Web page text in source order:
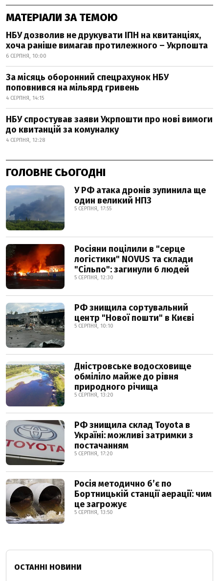
МАТЕРІАЛИ ЗА ТЕМОЮ
НБУ дозволив не друкувати ІПН на квитанціях,
хоча раніше вимагав протилежного – Укрпошта
6 СЕРПНЯ, 10:00
За місяць оборонний спецрахунок НБУ
поповнився на мільярд гривень
4 СЕРПНЯ, 14:15
НБУ спростував заяви Укрпошти про нові вимоги
до квитанцій за комуналку
4 СЕРПНЯ, 12:28
ГОЛОВНЕ СЬОГОДНІ
У РФ атака дронів зупинила ще
один великий НПЗ
5 СЕРПНЯ, 17:55
Росіяни поцілили в "серце
логістики" NOVUS та склади
"Сільпо": загинули 6 людей
5 СЕРПНЯ, 12:30
РФ знищила сортувальний
центр "Нової пошти" в Києві
5 СЕРПНЯ, 10:10
Дністровське водосховище
обміліло майже до рівня
природного річища
5 СЕРПНЯ, 13:20
РФ знищила склад Toyota в
Україні: можливі затримки з
постачанням
5 СЕРПНЯ, 17:20
Росія методично б’є по
Бортницькій станції аерації: чим
це загрожує
5 СЕРПНЯ, 13:50
ОСТАННІ НОВИНИ